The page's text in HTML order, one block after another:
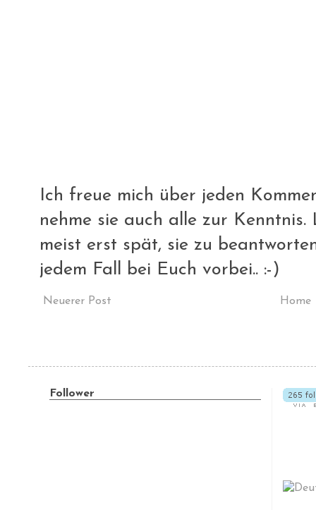
Ich freue mich über jeden
nehme sie auch alle zur
meist erst spät, sie zu
jedem Fall bei Euch vorbei.. :-)
Neuerer Post Home
Follower